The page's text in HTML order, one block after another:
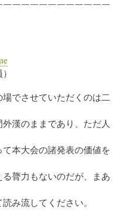
￣￣￣￣￣￣￣￣￣￣￣
でさせていただくのは二
漢のままであり、ただ人
本大会の諸発表の価値を
膂力もないのだが、まあ
み流してください。